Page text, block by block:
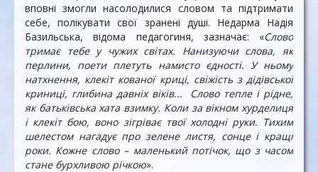
вповні змогли насолодилися словом та підтримати
себе, полікувати свої зранені душі. Недарма Надія
Базильська, відома педагогиня, зазначає: «Слово
тримає тебе у чужих світах. Нанизуючи слова, як
перлини, поети плетуть намисто єдності. У ньому
натхнення, клекіт кованої криці, свіжість з дідівської
криниці, глибина давніх віків... Слово тепле і рідне,
як батьківська хата взимку. Коли за вікном хурделиця
і клекіт бою, воно зігріває твої холодні руки. Тихим
шелестом нагадує про зелене листя, сонце і кращі
роки. Кожне слово – маленький потічок, що з часом
стане бурхливою річкою».